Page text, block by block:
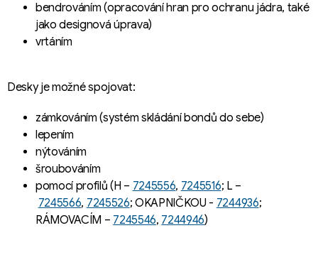
bendrováním (opracování hran pro ochranu jádra, také
jako designová úprava)
vrtáním
Desky je možné spojovat:
zámkováním (systém skládání bondů do sebe)
lepením
nýtováním
šroubováním
pomocí profilů (H – 7245556, 7245516; L –
7245566, 7245526; OKAPNIČKOU - 7244936;
RÁMOVACÍM – 7245546, 7244946)